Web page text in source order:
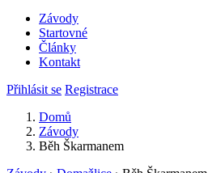
Závody
Startovné
Články
Kontakt
Přihlásit se Registrace
Domů
Závody
Běh Škarmanem